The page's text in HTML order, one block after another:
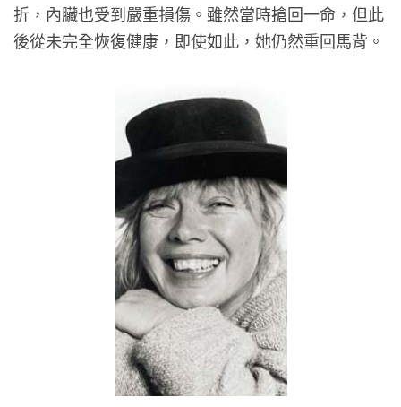
折，內臟也受到嚴重損傷。雖然當時搶回一命，但此
後從未完全恢復健康，即使如此，她仍然重回馬背。